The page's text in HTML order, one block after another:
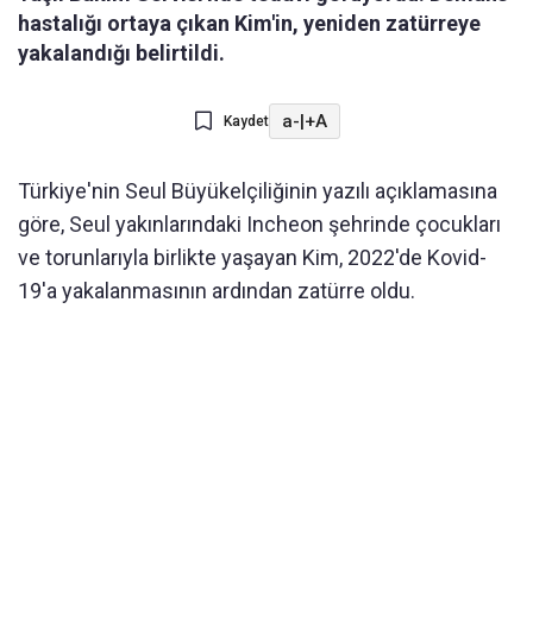
hastalığı ortaya çıkan Kim'in, yeniden zatürreye
yakalandığı belirtildi.
Kaydet a-|+A
Türkiye'nin Seul Büyükelçiliğinin yazılı açıklamasına
göre, Seul yakınlarındaki Incheon şehrinde çocukları
ve torunlarıyla birlikte yaşayan Kim, 2022'de Kovid-
19'a yakalanmasının ardından zatürre oldu.